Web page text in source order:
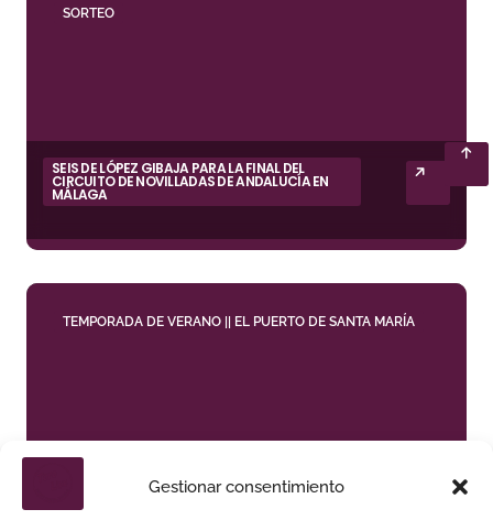
Gestionar consentimiento
SORTEO
SEIS DE LÓPEZ GIBAJA PARA LA FINAL DEL
CIRCUITO DE NOVILLADAS DE ANDALUCÍA EN
MÁLAGA
TEMPORADA DE VERANO || EL PUERTO DE SANTA MARÍA
DANIEL CRESPO REIVINDICA SU SITIO CON UNA
GRAN FAENA Y DOS OREJAS